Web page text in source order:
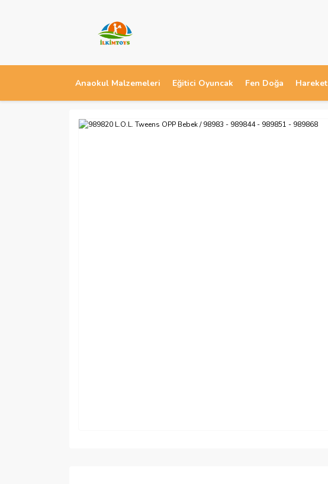
Anaokul Malzemeleri Eğitici Oyuncak Fen Doğa